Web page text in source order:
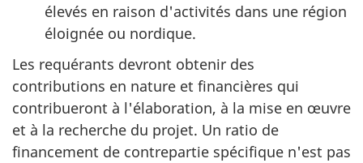
élevés en raison d'activités dans une région
éloignée ou nordique.
Les requérants devront obtenir des
contributions en nature et financières qui
contribueront à l'élaboration, à la mise en œuvre
et à la recherche du projet. Un ratio de
financement de contrepartie spécifique n'est pas